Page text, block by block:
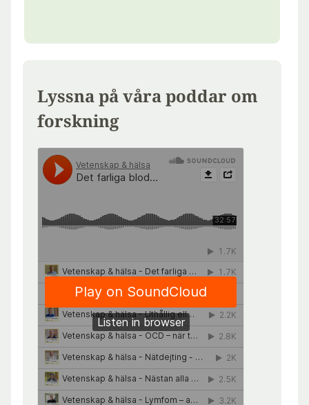
Lyssna på våra poddar om
forskning